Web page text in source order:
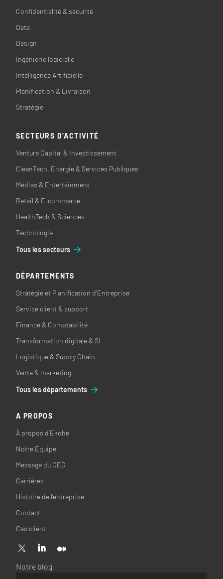
Confidentialité & sécurité
Data
Design
Ingénierie logicielle
Intelligence Artificielle
Planification & Livraison
Stratégie
SECTEURS D’ACTIVITÉ
Venture Capital & Investissement
CleanTech, Energie & Services Publiques
Médias & Entertainment
Retail & E-commerce
HealthTech & Sciences
Technologie
Tous les secteurs
DÉPARTEMENTS
Stratégie et Planification d'Entreprise
Service client & support
Finance & Comptabilité
Transformation digitale & SI
Logistique & Supply Chain
Vente & marketing
Tous les départements
A PROPOS
À propos d’Ekohe
Notre Équipe
Message du CEO
Carrières
Histoire de l’entreprise
Contact
Cas client
Notre blog